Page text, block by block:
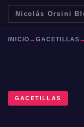
Nicolás Orsini
INICIO →GACETILLAS →
GACETILLAS